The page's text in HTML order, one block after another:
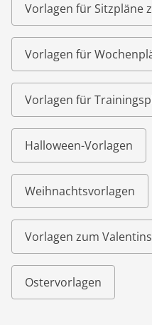
Vorlagen für Sitzpläne
Vorlagen für
Vorlagen für
Halloween-Vorlagen
Weihnachtsvorlagen
Vorlagen zum
Ostervorlagen